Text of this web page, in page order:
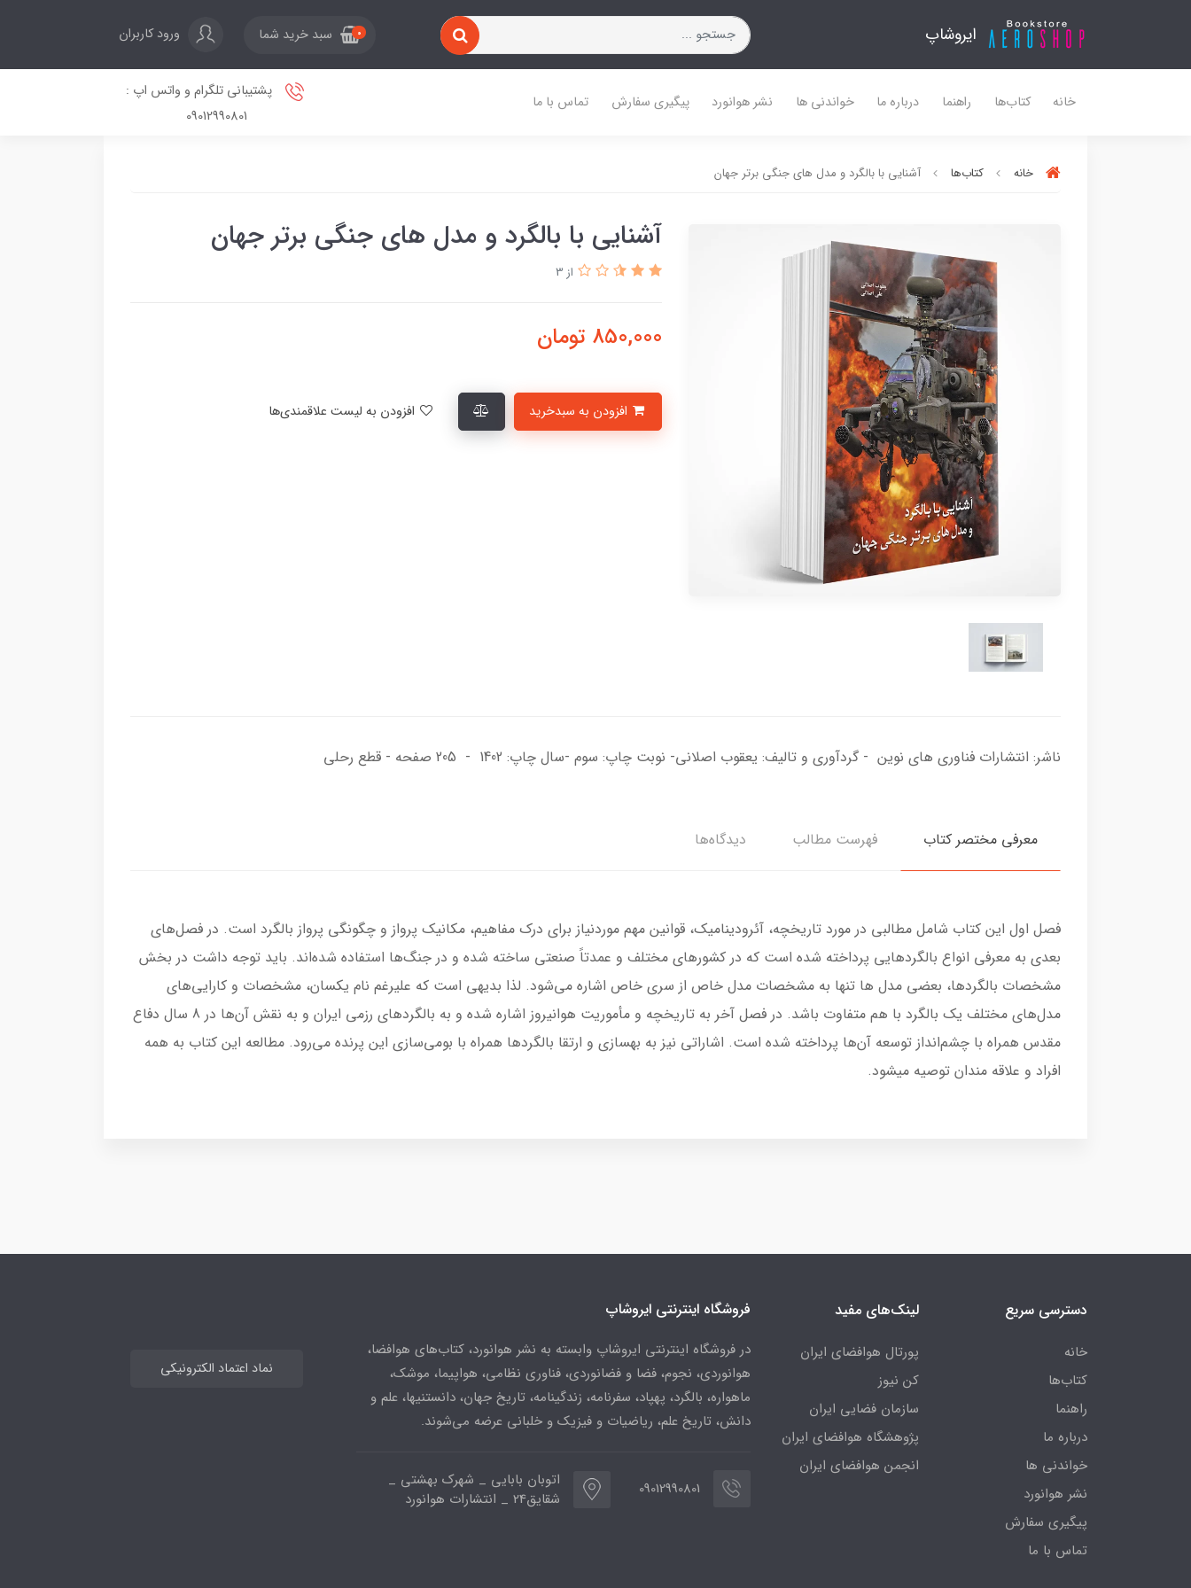
ایروشاپ 0 سبد خرید شما ورود کاربران
خانه کتاب‌ها راهنما درباره ما خواندنی ها نشر هوانورد پیگیری سفارش تماس با ما
پشتیبانی تلگرام و واتس اپ :
09012990801
خانه کتاب‌ها آشنایی با بالگرد و مدل های جنگی برتر جهان
آشنایی با بالگرد و مدل های جنگی برتر جهان
از 3
850,000 تومان
ناشر: انتشارات فناوری های نوین - گردآوری و تالیف: یعقوب اصلانی- نوبت چاپ: سوم -سال چاپ: 1402 - 205 صفحه - قطع رحلی
معرفی مختصر کتاب فهرست مطالب دیدگاه‌ها
فصل اول این کتاب شامل مطالبی در مورد تاریخچه، آئرودینامیک، قوانین مهم موردنیاز برای درک مفاهیم، مکانیک پرواز و چگونگی پرواز بالگرد است. در فصل‌های
بعدی به معرفی انواع بالگردهایی پرداخته شده است که در کشورهای مختلف و عمدتاً صنعتی ساخته شده و در جنگ‌ها استفاده شده‌اند. باید توجه داشت در بخش
مشخصات بالگردها، بعضی مدل ها تنها به مشخصات مدل خاص از سری خاص اشاره می‌شود. لذا بدیهی است که علیرغم نام یکسان، مشخصات و کارایی‌های
مدل‌های مختلف یک بالگرد با هم متفاوت باشد. در فصل آخر به تاریخچه و مأموریت هوانیروز اشاره شده و به بالگردهای رزمی ایران و به نقش آن‌ها در 8 سال دفاع
مقدس همراه با چشم‌انداز توسعه آن‌ها پرداخته شده است. اشاراتی نیز به بهسازی و ارتقا بالگردها همراه با بومی‌سازی این پرنده می‌رود. مطالعه این کتاب به همه
افراد و علاقه مندان توصیه میشود.
دسترسی سریع
خانه
کتاب‌ها
راهنما
درباره ما
خواندنی ها
نشر هوانورد
پیگیری سفارش
تماس با ما
لینک‌های مفید
پورتال هوافضای ایران
کن نیوز
سازمان فضایی ایران
پژوهشگاه هوافضای ایران
انجمن هوافضای ایران
فروشگاه اینترنتی ایروشاپ
در فروشگاه اینترنتی ایروشاپ وابسته به نشر هوانورد، کتاب‌های هوافضا،
هوانوردی، نجوم، فضا و فضانوردی، فناوری نظامی، هواپیما، موشک،
ماهواره، بالگرد، پهپاد، سفرنامه، زندگینامه، تاریخ جهان، دانستنیها، علم و
دانش، تاریخ علم، ریاضیات و فیزیک و خلبانی عرضه می‌شوند.
09012990801
اتوبان بابایی _ شهرک بهشتی _
شقایق24 _ انتشارات هوانورد
نماد اعتماد الکترونیکی